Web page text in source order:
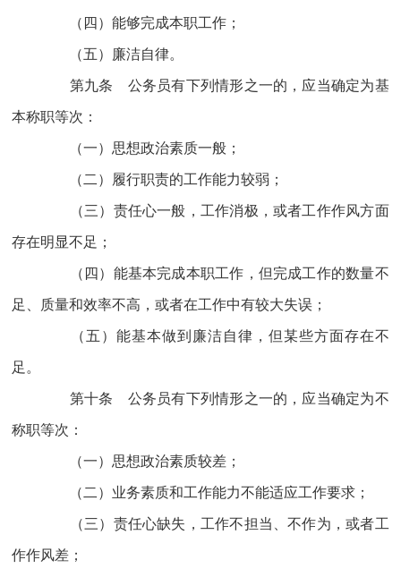
（四）能够完成本职工作；
（五）廉洁自律。
第九条 公务员有下列情形之一的，应当确定为基
本称职等次：
（一）思想政治素质一般；
（二）履行职责的工作能力较弱；
（三）责任心一般，工作消极，或者工作作风方面
存在明显不足；
（四）能基本完成本职工作，但完成工作的数量不
足、质量和效率不高，或者在工作中有较大失误；
（五）能基本做到廉洁自律，但某些方面存在不
足。
第十条 公务员有下列情形之一的，应当确定为不
称职等次：
（一）思想政治素质较差；
（二）业务素质和工作能力不能适应工作要求；
（三）责任心缺失，工作不担当、不作为，或者工
作作风差；